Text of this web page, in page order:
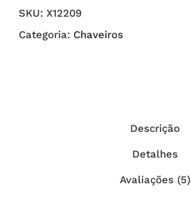
SKU: X12209
Categoria: Chaveiros
Descrição
Detalhes
Avaliações (5)